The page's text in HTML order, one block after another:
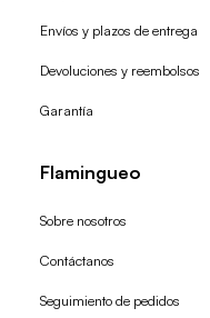
Envíos y plazos de entrega
Devoluciones y reembolsos
Garantía
Flamingueo
Sobre nosotros
Contáctanos
Seguimiento de pedidos